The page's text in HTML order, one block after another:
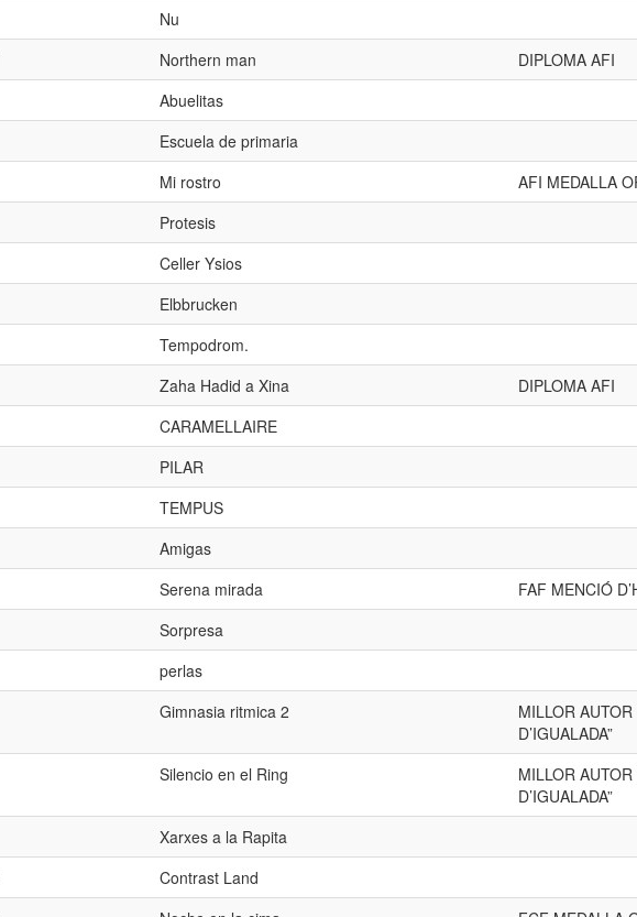
Nu
Northern man
DIPLOMA AFI
Abuelitas
Escuela de primaria
Mi rostro
AFI MEDALLA
Protesis
Celler Ysios
Elbbrucken
Tempodrom.
Zaha Hadid a Xina
DIPLOMA AFI
CARAMELLAIRE
PILAR
TEMPUS
Amigas
Serena mirada
FAF MENCIÓ
Sorpresa
perlas
Gimnasia ritmica 2
MILLOR
D’IGUALADA”
Silencio en el Ring
MILLOR
D’IGUALADA”
Xarxes a la Rapita
Contrast Land